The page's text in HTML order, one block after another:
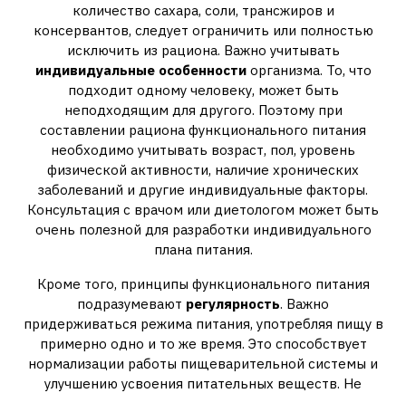
количество сахара, соли, трансжиров и
консервантов, следует ограничить или полностью
исключить из рациона. Важно учитывать
индивидуальные особенностиорганизма. То, что
подходит одному человеку, может быть
неподходящим для другого. Поэтому при
составлении рациона функционального питания
необходимо учитывать возраст, пол, уровень
физической активности, наличие хронических
заболеваний и другие индивидуальные факторы.
Консультация с врачом или диетологом может быть
очень полезной для разработки индивидуального
плана питания.
Кроме того, принципы функционального питания
подразумевают регулярность. Важно
придерживаться режима питания, употребляя пищу в
примерно одно и то же время. Это способствует
нормализации работы пищеварительной системы и
улучшению усвоения питательных веществ. Не